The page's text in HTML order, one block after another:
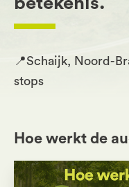
📍Schaijk, Noord-
stops
Hoe werkt de